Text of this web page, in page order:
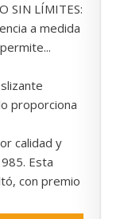
SIN LÍMITES:
a medida
proporciona
calidad y
Esta
con premio